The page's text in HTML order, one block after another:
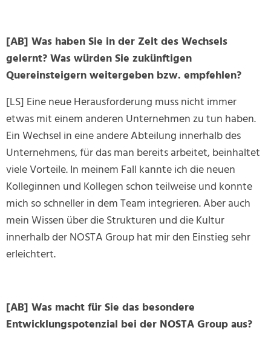
[AB] Was haben Sie in der Zeit des Wechsels
gelernt? Was würden Sie zukünftigen
Quereinsteigern weitergeben bzw. empfehlen?
[LS] Eine neue Herausforderung muss nicht immer
etwas mit einem anderen Unternehmen zu tun haben.
Ein Wechsel in eine andere Abteilung innerhalb des
Unternehmens, für das man bereits arbeitet, beinhaltet
viele Vorteile. In meinem Fall kannte ich die neuen
Kolleginnen und Kollegen schon teilweise und konnte
mich so schneller in dem Team integrieren. Aber auch
mein Wissen über die Strukturen und die Kultur
innerhalb der NOSTA Group hat mir den Einstieg sehr
erleichtert.
[AB] Was macht für Sie das besondere
Entwicklungspotenzial bei der NOSTA Group aus?